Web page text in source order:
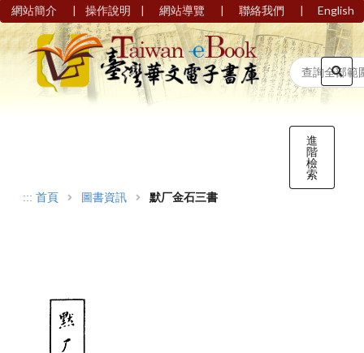
網站簡介 | 操作說明 | 網站導覽 | 聯絡我們 | English
進
階
檢
索
::: 首頁 圖書資訊 默厂金石三書